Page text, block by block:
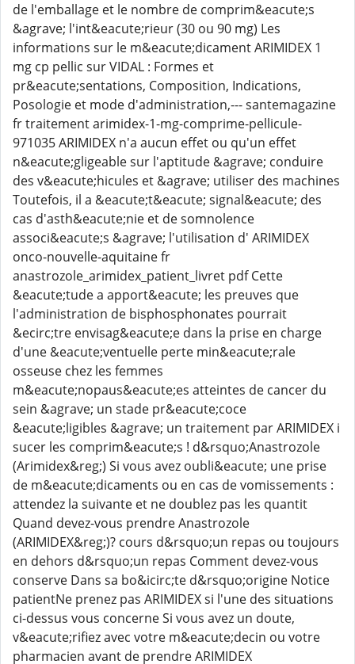
de l'emballage et le nombre de comprim&eacute;s
&agrave; l'int&eacute;rieur (30 ou 90 mg) Les
informations sur le m&eacute;dicament ARIMIDEX 1
mg cp pellic sur VIDAL : Formes et
pr&eacute;sentations, Composition, Indications,
Posologie et mode d'administration,--- santemagazine
fr traitement arimidex-1-mg-comprime-pellicule-
971035 ARIMIDEX n'a aucun effet ou qu'un effet
n&eacute;gligeable sur l'aptitude &agrave; conduire
des v&eacute;hicules et &agrave; utiliser des machines
Toutefois, il a &eacute;t&eacute; signal&eacute; des
cas d'asth&eacute;nie et de somnolence
associ&eacute;s &agrave; l'utilisation d' ARIMIDEX
onco-nouvelle-aquitaine fr
anastrozole_arimidex_patient_livret pdf Cette
&eacute;tude a apport&eacute; les preuves que
l'administration de bisphosphonates pourrait
&ecirc;tre envisag&eacute;e dans la prise en charge
d'une &eacute;ventuelle perte min&eacute;rale
osseuse chez les femmes
m&eacute;nopaus&eacute;es atteintes de cancer du
sein &agrave; un stade pr&eacute;coce
&eacute;ligibles &agrave; un traitement par ARIMIDEX i
sucer les comprim&eacute;s ! d&rsquo;Anastrozole
(Arimidex&reg;) Si vous avez oubli&eacute; une prise
de m&eacute;dicaments ou en cas de vomissements :
attendez la suivante et ne doublez pas les quantit
Quand devez-vous prendre Anastrozole
(ARIMIDEX&reg;)? cours d&rsquo;un repas ou toujours
en dehors d&rsquo;un repas Comment devez-vous
conserve Dans sa bo&icirc;te d&rsquo;origine Notice
patientNe prenez pas ARIMIDEX si l'une des situations
ci-dessus vous concerne Si vous avez un doute,
v&eacute;rifiez avec votre m&eacute;decin ou votre
pharmacien avant de prendre ARIMIDEX